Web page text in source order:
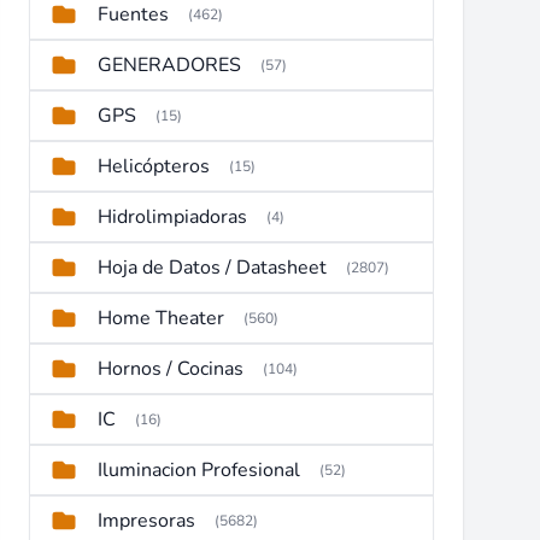
Fuentes (462)
GENERADORES (57)
GPS (15)
Helicópteros (15)
Hidrolimpiadoras (4)
Hoja de Datos / Datasheet (2807)
Home Theater (560)
Hornos / Cocinas (104)
IC (16)
Iluminacion Profesional (52)
Impresoras (5682)